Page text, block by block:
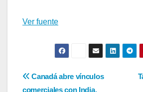
Ver fuente
Navegación
Canadá abre vínculos
comerciales con India,